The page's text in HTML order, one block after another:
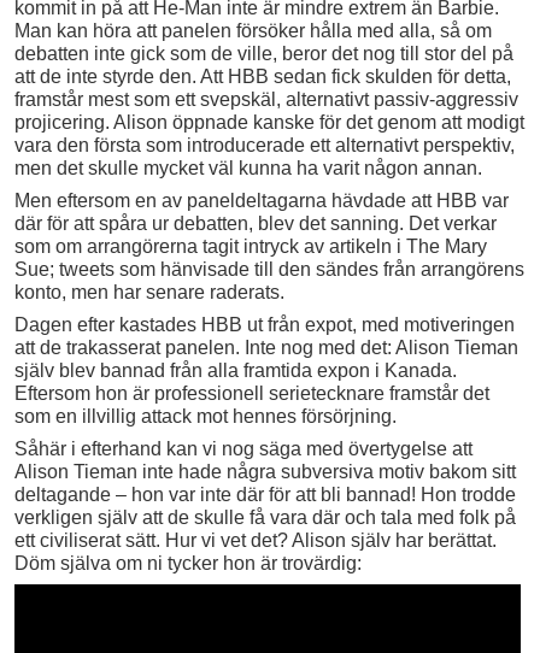
kommit in på att He-Man inte är mindre extrem än Barbie.
Man kan höra att panelen försöker hålla med alla, så om
debatten inte gick som de ville, beror det nog till stor del på
att de inte styrde den. Att HBB sedan fick skulden för detta,
framstår mest som ett svepskäl, alternativt passiv-aggressiv
projicering. Alison öppnade kanske för det genom att modigt
vara den första som introducerade ett alternativt perspektiv,
men det skulle mycket väl kunna ha varit någon annan.
Men eftersom en av paneldeltagarna hävdade att HBB var
där för att spåra ur debatten, blev det sanning. Det verkar
som om arrangörerna tagit intryck av artikeln i The Mary
Sue; tweets som hänvisade till den sändes från arrangörens
konto, men har senare raderats.
Dagen efter kastades HBB ut från expot, med motiveringen
att de trakasserat panelen. Inte nog med det: Alison Tieman
själv blev bannad från alla framtida expon i Kanada.
Eftersom hon är professionell serietecknare framstår det
som en illvillig attack mot hennes försörjning.
Såhär i efterhand kan vi nog säga med övertygelse att
Alison Tieman inte hade några subversiva motiv bakom sitt
deltagande – hon var inte där för att bli bannad! Hon trodde
verkligen själv att de skulle få vara där och tala med folk på
ett civiliserat sätt. Hur vi vet det? Alison själv har berättat.
Döm själva om ni tycker hon är trovärdig: